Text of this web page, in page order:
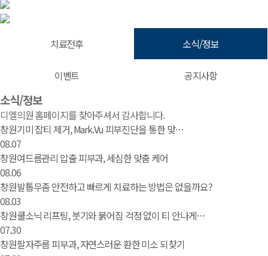
치료전후 소식/정보
이벤트 공지사항
소식/정보 | 창원 피부과 디엘의원
소식/정보
디엘의원 홈페이지를 찾아주셔서 감사합니다.
창원기미 잡티 제거, Mark.Vu 피부진단을 통한 맞…
08.07
창원여드름관리 압출 피부과, 세심한 맞춤 케어
08.06
창원발톱무좀 안전하고 빠르게 치료하는 방법은 없을까요?
08.03
창원쿨소닉 리프팅, 붓기와 붉어짐 걱정 없이 티 안나게…
07.30
창원팔자주름 피부과, 자연스러운 환한 미소 되찾기